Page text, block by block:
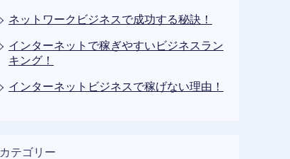
ネットワークビジネスで成功する秘訣！
インターネットで稼ぎやすいビジネスラン
キング！
インターネットビジネスで稼げない理由！
カテゴリー